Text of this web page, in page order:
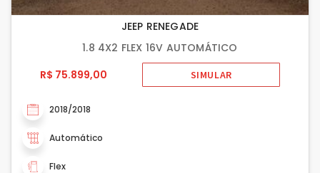
JEEP RENEGADE
1.8 4X2 FLEX 16V AUTOMÁTICO
R$ 75.899,00
SIMULAR
2018/2018
Automático
Flex